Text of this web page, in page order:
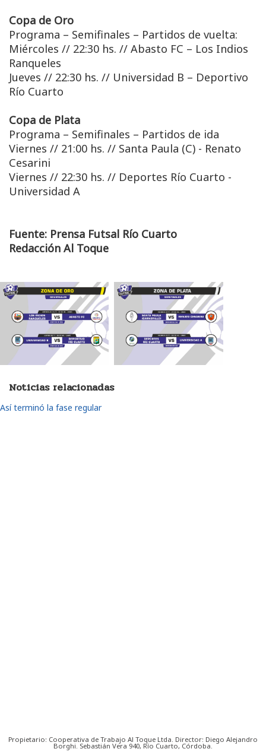
Copa de Oro
Programa – Semifinales – Partidos de vuelta:
Miércoles // 22:30 hs. // Abasto FC – Los Indios
Ranqueles
Jueves // 22:30 hs. // Universidad B – Deportivo
Río Cuarto
Copa de Plata
Programa – Semifinales – Partidos de ida
Viernes // 21:00 hs. // Santa Paula (C) - Renato
Cesarini
Viernes // 22:30 hs. // Deportes Río Cuarto -
Universidad A
Fuente: Prensa Futsal Río Cuarto
Redacción Al Toque
Noticias relacionadas
Así terminó la fase regular
Propietario: Cooperativa de Trabajo Al Toque Ltda. Director: Diego Alejandro
Borghi. Sebastián Vera 940, Río Cuarto, Córdoba.